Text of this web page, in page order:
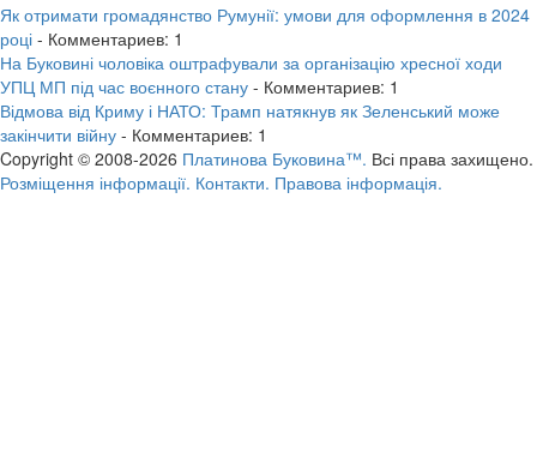
Як отримати громадянство Румунії: умови для оформлення в 2024
році - Комментариев: 1
На Буковині чоловіка оштрафували за організацію хресної ходи
УПЦ МП під час воєнного стану - Комментариев: 1
Відмова від Криму і НАТО: Трамп натякнув як Зеленський може
закінчити війну - Комментариев: 1
Copyright © 2008-2026 Платинова Буковина™. Всі права захищено.
Розміщення інформації. Контакти. Правова інформація.